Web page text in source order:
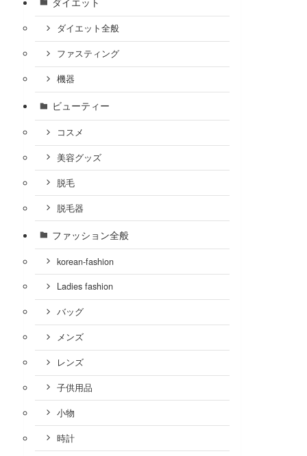
ダイエット全般
ファスティング
機器
ビューティー
コスメ
美容グッズ
脱毛
脱毛器
ファッション全般
korean-fashion
Ladies fashion
バッグ
メンズ
レンズ
子供用品
小物
時計